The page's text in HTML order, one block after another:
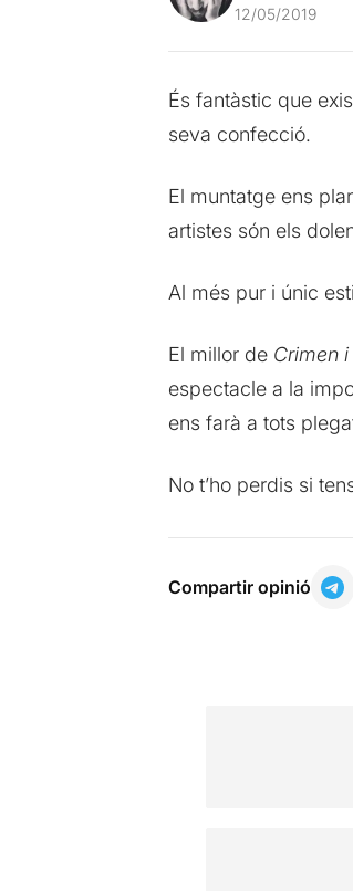
12/05/2019
És fantàstic que
seva confecció.
El muntatge ens
artistes són els
Al més pur i únic
El millor de Crimen
espectacle a la
ens farà a tots
No t’ho perdis si
Compartir opinió